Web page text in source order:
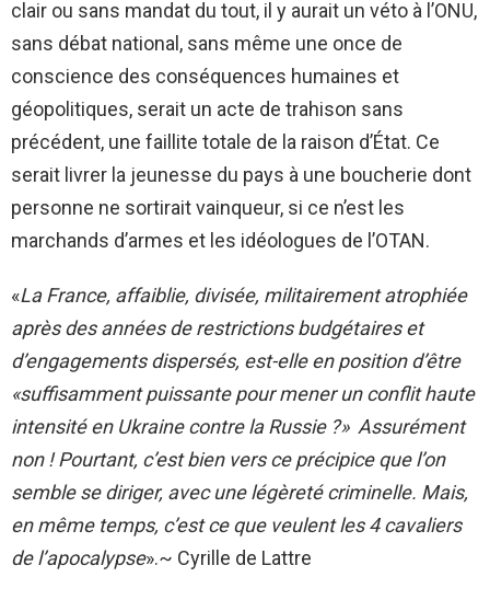
clair ou sans mandat du tout, il y aurait un véto à l’ONU,
sans débat national, sans même une once de
conscience des conséquences humaines et
géopolitiques, serait un acte de trahison sans
précédent, une faillite totale de la raison d’État. Ce
serait livrer la jeunesse du pays à une boucherie dont
personne ne sortirait vainqueur, si ce n’est les
marchands d’armes et les idéologues de l’OTAN.
«La France, affaiblie, divisée, militairement atrophiée
après des années de restrictions budgétaires et
d’engagements dispersés, est-elle en position d’être
«suffisamment puissante pour mener un conflit haute
intensité en Ukraine contre la Russie ?» Assurément
non ! Pourtant, c’est bien vers ce précipice que l’on
semble se diriger, avec une légèreté criminelle. Mais,
en même temps, c’est ce que veulent les 4 cavaliers
de l’apocalypse».~ Cyrille de Lattre